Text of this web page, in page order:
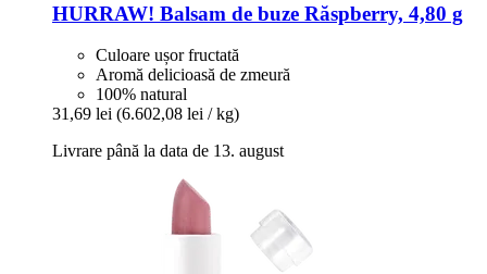
HURRAW! Balsam de buze Răspberry, 4,80 g
Culoare ușor fructată
Aromă delicioasă de zmeură
100% natural
31,69 lei (6.602,08 lei / kg)
Livrare până la data de 13. august